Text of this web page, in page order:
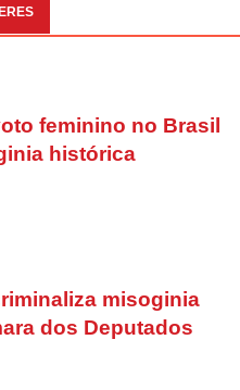
feminino no Brasil
histórica
misoginia
dos Deputados